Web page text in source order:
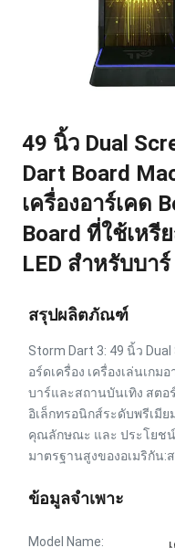
49 นิ้ว Dual
Dart Board
เครื่องอาร์เคด
Board ที่ใช้เห
LED สําหรับบาร์
สรุปผลิตภัณฑ์
Storm Dart 3: 49 นิ้ว
อร์ดเครื่อง เครื่องเล่นเก
บาร์และสถานบันเทิง สตอ
อิเล็กทรอนิกส์ระดับพรีเมี
คุณลักษณะ และ ประโยช
มาตรฐานสูงของอเมริกัน:ส...
ข้อมูลจำเพาะ
Model Name: